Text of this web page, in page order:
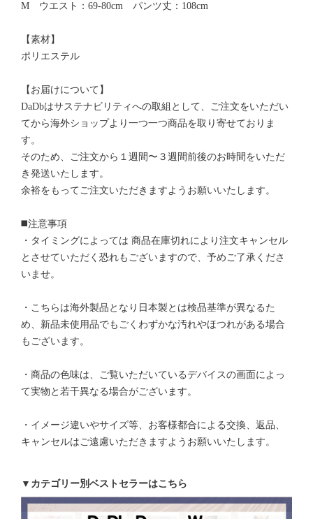
M ウエスト：69-80cm パンツ丈：108cm
【素材】
ポリエステル
【お届けについて】
DaDbはサステナビリティへの取組として、ご注文をいただい
てから海外ショップより一つ一つ商品を取り寄せておりま
す。
そのため、ご注文から１週間〜３週間前後のお時間をいただ
き発送いたします。
余裕をもってご注文いただきますようお願いいたします。
◼️注意事項
・タイミングによっては 商品在庫切れにより注文キャンセル
とさせていただく恐れもございますので、予めご了承くださ
いませ。
・こちらは海外製品となり日本製とは検品基準が異なるた
め、新品未使用品でもごくわずかな汚れやほつれがある場合
もございます。
・商品の色味は、ご覧いただいているデバイスの画面によっ
て実物と若干異なる場合がございます。
・イメージ違いやサイズ等、お客様都合による交換、返品、
キャンセルはご遠慮いただきますようお願いいたします。
▼カテゴリー別ベストセラーはこちら